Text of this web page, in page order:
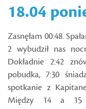
18.04
Zasnęłam 00:48.
2 wybudził nas
Dokładnie 2:42
pobudka, 7:30
spotkanie z
Między 14 a 15